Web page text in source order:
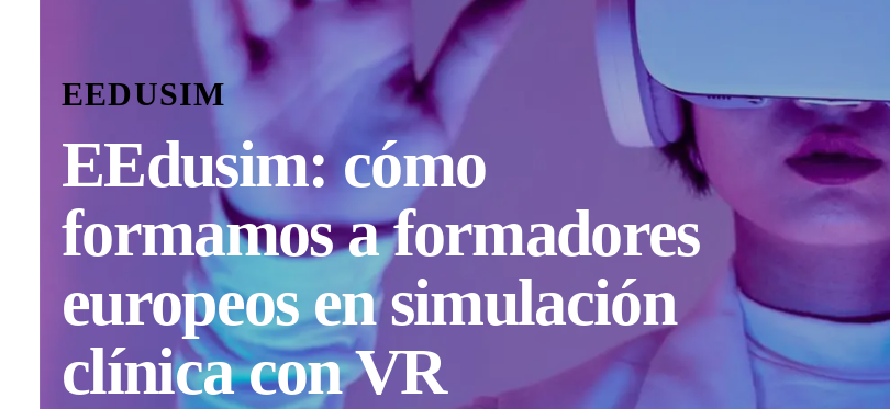
EEDUSIM
EEdusim: cómo
formamos a formadores
europeos en simulación
clínica con VR